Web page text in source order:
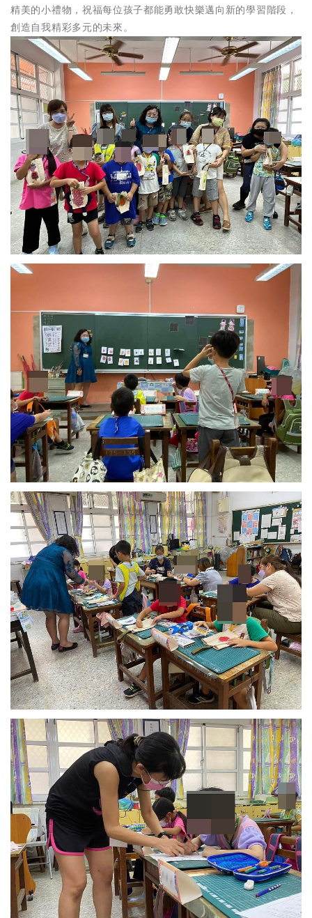
精美的小禮物，祝福每位孩子都能勇敢快樂邁向新的學習階段，
創造自我精彩多元的未來。